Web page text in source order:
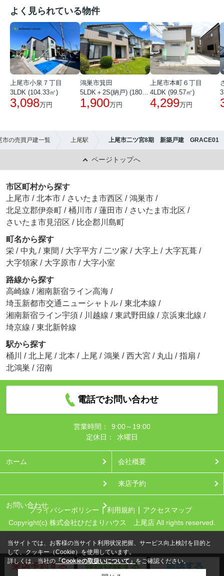
よく見られている物件
上尾市小泉７丁目
3LDK (104.33㎡)
3,098万円
鴻巣市箕田
1,900万円
上尾市本町６丁目
4LDK (99.57㎡)
4,299万円
市の売買戸建一覧 上尾駅 上尾市二ツ宮8期 新築戸建 GRACE01
ページトップへ
市区町村から探す
上尾市 / 北本市 / さいたま市西区 / 鴻巣市 /
北足立郡伊奈町 / 桶川市 / 蓮田市 / さいたま市北区 /
さいたま市見沼区 / 比企郡川島町
町名から探す
栄 / 中丸 / 東間 / 大字平方 / 二ツ家 / 大字上 / 大字瓦葺 /
大字領家 / 大字原市 / 大字小室
路線から探す
高崎線 / 湘南新宿ライン高海 /
埼玉新都市交通ニューシャトル / 東北本線 /
湘南新宿ライン宇須 / 川越線 / 東武野田線 / 京浜東北線 /
埼京線 / 東北新幹線
駅から探す
桶川
/ 北上尾 / 北本 / 上尾 / 鴻巣 / 西大宮 / 丸山 / 指扇 /
北鴻巣 / 沼南
電話でお問い合わせ
営業時間：
9:00～19:00
定休日：
水曜日
ホーム 会社概要
お問い合わせ
来店予約
プライバシーポリシー 利用規約
アクセスマップ
Copyright(c) 株式会社ひだまりハウス 上尾店 All rights reserved.
当サイトでは、お客様の当サイト利用状況把握、サービス向上検討を目的と
して、クッキー（Cookie）を使用しています。
詳しくは、当社の 「Cookieの取扱いについて」をご確認ください。